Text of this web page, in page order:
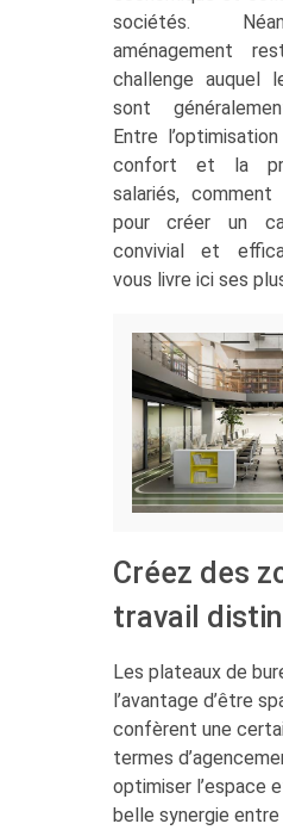
sociétés.
aménagement
challenge auquel
sont
Entre
confort et la
salariés,
pour créer un
convivial et
vous livre ici ses
Créez des
travail
Les plateaux de
l’avantage d’être
confèrent une
termes
optimiser l’espace
belle synergie entre